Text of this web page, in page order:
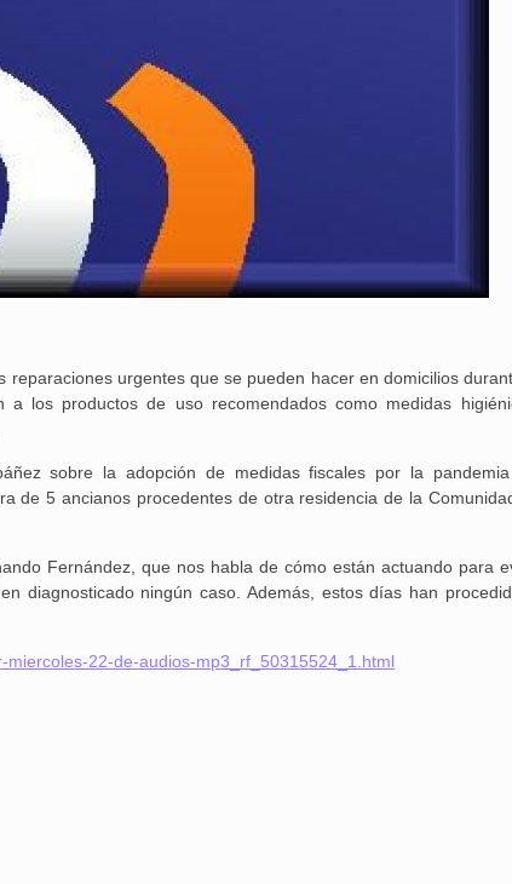
urgentes que se pueden hacer en domicilios
los productos de uso recomendados como medidas
sobre la adopción de medidas fiscales por la
de 5 ancianos procedentes de otra residencia de la
Fernández, que nos habla de cómo están actuando para
diagnosticado ningún caso. Además, estos días han
22-de-audios-mp3_rf_50315524_1.html
25 febrero, 2026
Aguilar de
memoria: un viaje